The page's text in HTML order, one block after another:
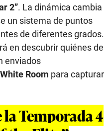
2”. La dinámica cambia
un sistema de puntos
de diferentes grados.
en descubrir quiénes de
enviados
White Room para capturar
Temporada 4